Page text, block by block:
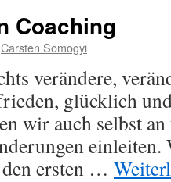
Coaching
Carsten Somogyi
verändere,
glücklich
wir auch selbst
ersten …